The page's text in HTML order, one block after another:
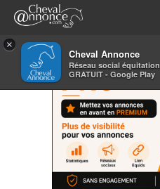
×
Cheval Annonce
Réseau social équitation
GRATUIT - Google Play